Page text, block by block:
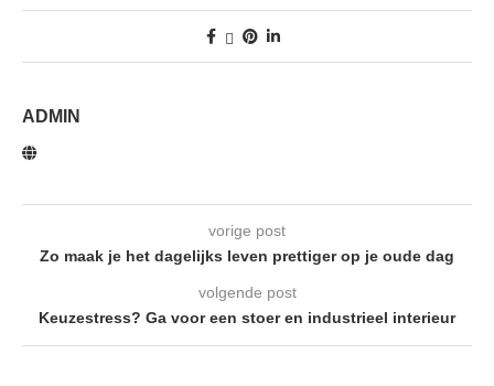
ADMIN
vorige post
Zo maak je het dagelijks leven prettiger op je oude dag
volgende post
Keuzestress? Ga voor een stoer en industrieel interieur